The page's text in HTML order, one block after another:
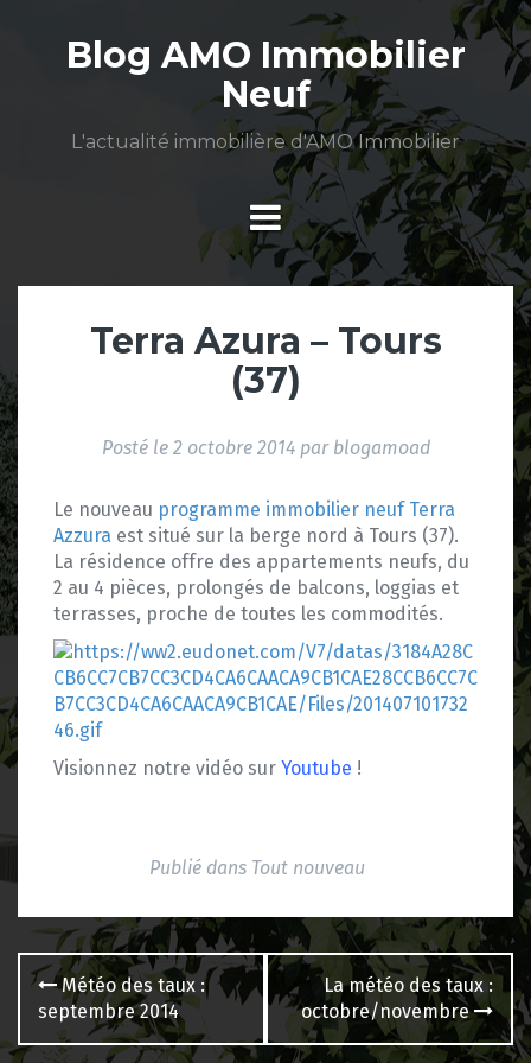
contenuBlog AMO Immobilier
Neuf
L'actualité immobilière d'AMO Immobilier
Terra Azura – Tours
(37)
Posté le 2 octobre 2014par blogamoad
Le nouveau programme immobilier neuf Terra
Azzura est situé sur la berge nord à Tours (37).
La résidence offre des appartements neufs, du
2 au 4 pièces, prolongés de balcons, loggias et
terrasses, proche de toutes les commodités.
Visionnez notre vidéo sur Youtube !
Publié dans Tout nouveau
Navigation
des
articles
Météo des taux :
septembre 2014
La météo des taux :
octobre/novembre